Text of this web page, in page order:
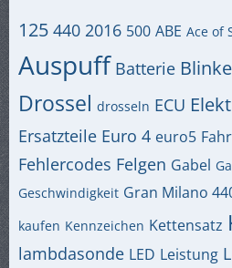
125 440 2016 500 ABE Ace of
Auspuff Batterie
Drossel drosseln ECU
Ersatzteile Euro 4 euro5
Fehlercodes Felgen Gabel
Geschwindigkeit Gran Milano
kaufen Kennzeichen Kettensatz
lambdasonde LED Leistung